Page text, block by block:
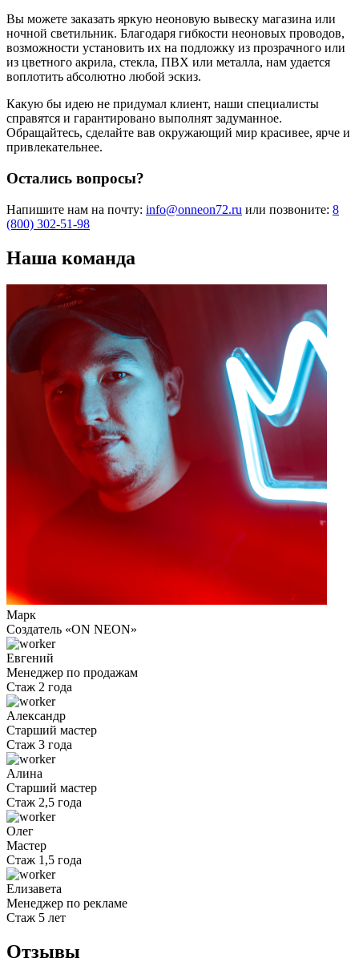
Вы можете заказать яркую неоновую вывеску магазина или
ночной светильник. Благодаря гибкости неоновых проводов,
возможности установить их на подложку из прозрачного или
из цветного акрила, стекла, ПВХ или металла, нам удается
воплотить абсолютно любой эскиз.
Какую бы идею не придумал клиент, наши специалисты
справятся и гарантировано выполнят задуманное.
Обращайтесь, сделайте вав окружающий мир красивее, ярче и
привлекательнее.
Остались вопросы?
Напишите нам на почту: info@onneon72.ru или позвоните: 8
(800) 302-51-98
Наша команда
Марк
Cоздатель «ON NEON»
Евгений
Менеджер по продажам
Стаж 2 года
Александр
Старший мастер
Стаж 3 года
Алина
Старший мастер
Стаж 2,5 года
Олег
Мастер
Стаж 1,5 года
Елизавета
Менеджер по рекламе
Стаж 5 лет
Отзывы